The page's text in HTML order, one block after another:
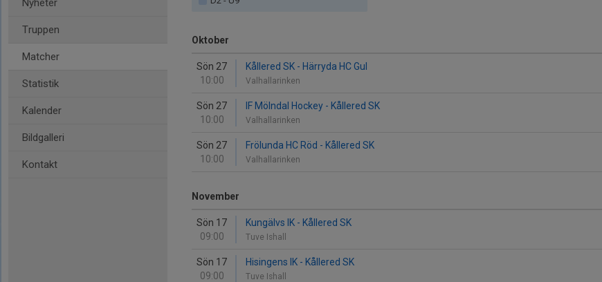
Nyheter
Truppen
Matcher
Statistik
Kalender
Bildgalleri
Kontakt
Oktober
Sön 27
10:00
Kållered SK - Härryda HC Gul
Valhallarinken
Sön 27
10:00
IF Mölndal Hockey - Kållered SK
Valhallarinken
Sön 27
10:00
Frölunda HC Röd - Kållered SK
Valhallarinken
November
Sön 17
09:00
Kungälvs IK - Kållered SK
Tuve Ishall
Sön 17
09:00
Hisingens IK - Kållered SK
Tuve Ishall